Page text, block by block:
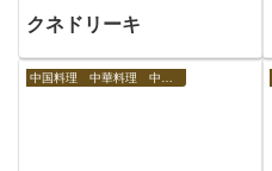
クネドリーキ
中国料理 中華料理 中国の食べ物